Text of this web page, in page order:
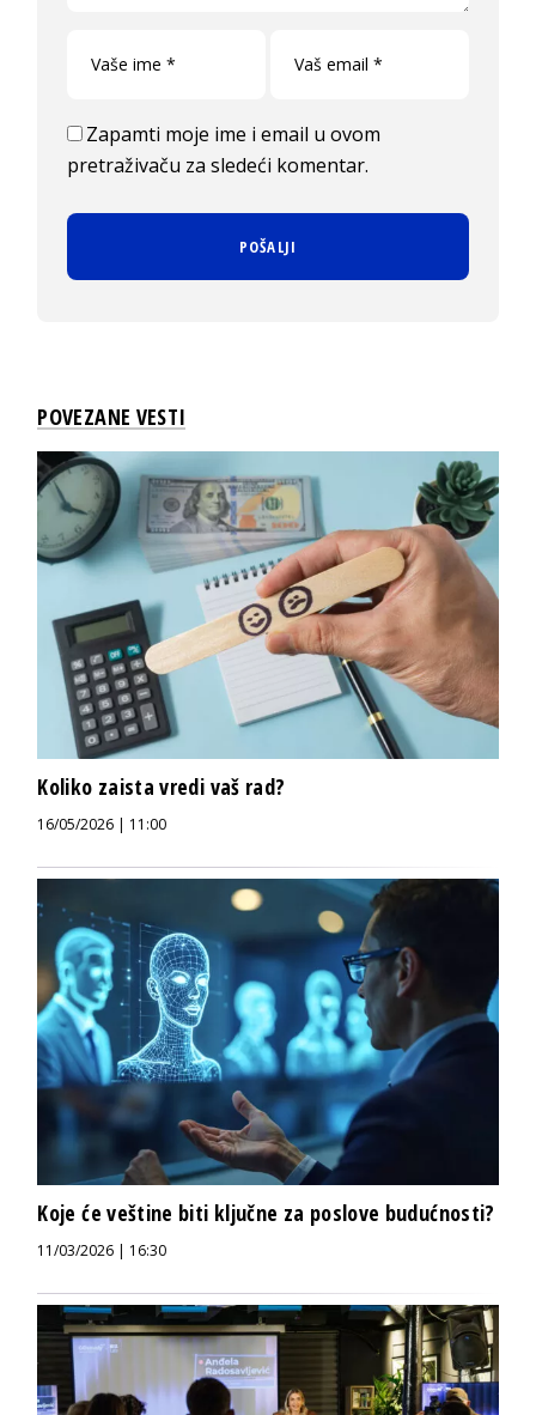
Zapamti moje ime i email u ovom
pretraživaču za sledeći komentar.
POVEZANE VESTI
Koliko zaista vredi vaš rad?
16/05/2026 | 11:00
Koje će veštine biti ključne za poslove budućnosti?
11/03/2026 | 16:30